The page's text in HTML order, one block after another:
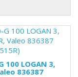
100 LOGAN 3,
836387